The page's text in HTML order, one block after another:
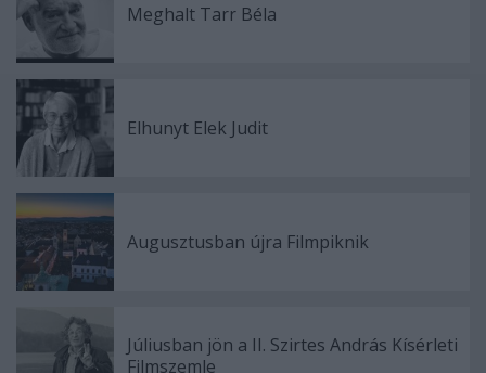
Meghalt Tarr Béla
Elhunyt Elek Judit
Augusztusban újra Filmpiknik
Júliusban jön a II. Szirtes András Kísérleti
Filmszemle